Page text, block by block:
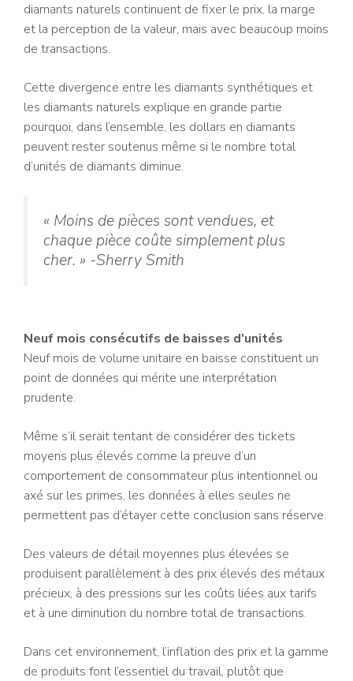
diamants naturels continuent de fixer le prix, la marge
et la perception de la valeur, mais avec beaucoup moins
de transactions.
Cette divergence entre les diamants synthétiques et
les diamants naturels explique en grande partie
pourquoi, dans l’ensemble, les dollars en diamants
peuvent rester soutenus même si le nombre total
d’unités de diamants diminue.
« Moins de pièces sont vendues, et
chaque pièce coûte simplement plus
cher. » -Sherry Smith
Neuf mois consécutifs de baisses d'unités
Neuf mois de volume unitaire en baisse constituent un
point de données qui mérite une interprétation
prudente.
Même s’il serait tentant de considérer des tickets
moyens plus élevés comme la preuve d’un
comportement de consommateur plus intentionnel ou
axé sur les primes, les données à elles seules ne
permettent pas d’étayer cette conclusion sans réserve.
Des valeurs de détail moyennes plus élevées se
produisent parallèlement à des prix élevés des métaux
précieux, à des pressions sur les coûts liées aux tarifs
et à une diminution du nombre total de transactions.
Dans cet environnement, l’inflation des prix et la gamme
de produits font l’essentiel du travail, plutôt que